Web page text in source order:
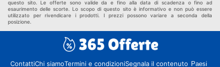
questo sito. Le offerte sono valide da e fino alla data di scadenza o fino ad
esaurimento delle scorte. Lo scopo di questo sito è informativo e non può essere
utilizzato per rivendicare i prodotti. I prezzi possono variare a seconda della
posizione.
ContattiChi siamoTermini e condizioniSegnala il contenuto Paesi